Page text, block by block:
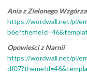
Ania z Zielonego Wzgórza
https://wordwall.net/pl/
Opowieści z Narnii
https://wordwall.net/pl/